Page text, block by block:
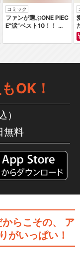
コミック
ファンが選ぶONE PIEC
E“涙”ベスト10！！ ～
編～ カラー版
OK！
）
無料
らこその、
ア
がいっぱい！